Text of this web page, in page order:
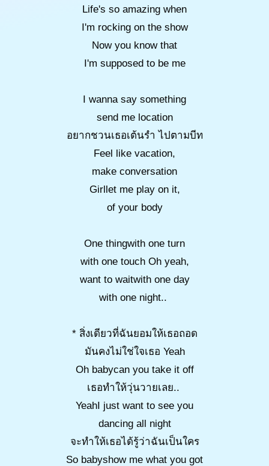
Life's so amazing when
I'm rocking on the show
Now you know that
I'm supposed to be me
I wanna say something
send me location
อยากชวนเธอเต้นรำ ไปตามบีท
Feel like vacation,
make conversation
Girllet me play on it,
of your body
One thingwith one turn
with one touch Oh yeah,
want to waitwith one day
with one night..
* สิ่งเดียวที่ฉันยอมให้เธอถอด
มันคงไม่ใช่ใจเธอ Yeah
Oh babycan you take it off
เธอทำให้วุ่นวายเลย..
YeahI just want to see you
dancing all night
จะทำให้เธอได้รู้ว่าฉันเป็นใคร
So babyshow me what you got